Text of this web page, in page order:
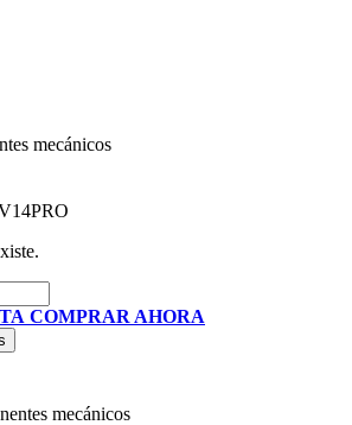
mecánicos
COMPRAR AHORA
mecánicos